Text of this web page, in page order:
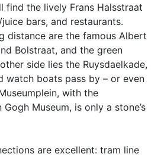
find the lively Frans Halsstraat
bars, and restaurants.
distance are the famous Albert
Bolstraat, and the green
side lies the Ruysdaelkade,
watch boats pass by – or even
with the
Gogh Museum, is only a stone’s
are excellent: tram line